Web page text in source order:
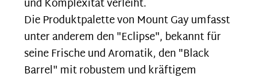
und Komplexität verleiht.
Die Produktpalette von Mount Gay umfasst
unter anderem den "Eclipse", bekannt für
seine Frische und Aromatik, den "Black
Barrel" mit robustem und kräftigem